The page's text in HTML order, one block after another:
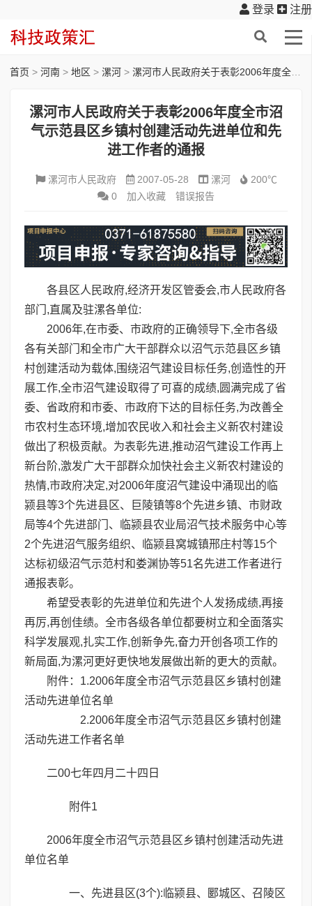
登录 注册
首页 > 河南 > 地区 > 漯河 > 漯河市人民政府关于表彰2006年度全市沼气示范县区乡镇村创建活动先进单位和先进工作者的通报
漯河市人民政府关于表彰2006年度全市沼
气示范县区乡镇村创建活动先进单位和先
进工作者的通报
漯河市人民政府 2007-05-28 漯河
200℃
0
加入收藏 错误报告
各县区人民政府,经济开发区管委会,市人民政府各
部门,直属及驻漯各单位:
2006年,在市委、市政府的正确领导下,全市各级
各有关部门和全市广大干部群众以沼气示范县区乡镇
村创建活动为载体,围绕沼气建设目标任务,创造性的开
展工作,全市沼气建设取得了可喜的成绩,圆满完成了省
委、省政府和市委、市政府下达的目标任务,为改善全
市农村生态环境,增加农民收入和社会主义新农村建设
做出了积极贡献。为表彰先进,推动沼气建设工作再上
新台阶,激发广大干部群众加快社会主义新农村建设的
热情,市政府决定,对2006年度沼气建设中涌现出的临
颍县等3个先进县区、巨陵镇等8个先进乡镇、市财政
局等4个先进部门、临颍县农业局沼气技术服务中心等
2个先进沼气服务组织、临颍县窝城镇邢庄村等15个
达标初级沼气示范村和娄渊协等51名先进工作者进行
通报表彰。
希望受表彰的先进单位和先进个人发扬成绩,再接
再厉,再创佳绩。全市各级各单位都要树立和全面落实
科学发展观,扎实工作,创新争先,奋力开创各项工作的
新局面,为漯河更好更快地发展做出新的更大的贡献。
附件：1.2006年度全市沼气示范县区乡镇村创建
活动先进单位名单
2.2006年度全市沼气示范县区乡镇村创建
活动先进工作者名单
二00七年四月二十四日
附件1
2006年度全市沼气示范县区乡镇村创建活动先进
单位名单
一、先进县区(3个):临颍县、郾城区、召陵区